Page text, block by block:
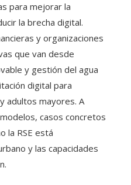
para mejorar la
la brecha digital.
y organizaciones
que van desde
y gestión del agua
digital para
adultos mayores. A
casos concretos
la RSE está
y las capacidades